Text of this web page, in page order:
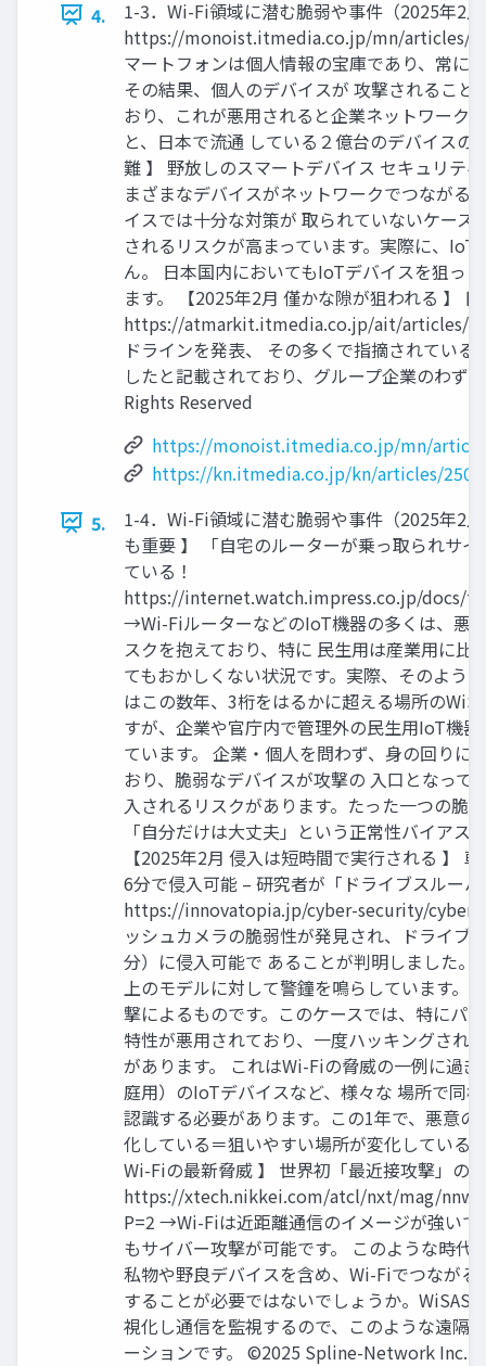
4.
1-3．Wi-Fi領域に潜む脆弱や事件（2025年2
https://monoist.itmedia.co.jp/mn/articles/
マートフォンは個人情報の宝庫であり、常に
その結果、個人のデバイスが 攻撃されるこ
おり、これが悪用されると企業ネットワーク
と、日本で流通 している２億台のデバイス
難 】 野放しのスマートデバイス セキュリ
まざまなデバイスがネットワークでつながる
イスでは十分な対策が 取られていないケー
されるリスクが高まっています。実際に、
ん。 日本国内においてもIoTデバイスを狙っ
ます。 【2025年2月 僅かな隙が狙われる 】
https://atmarkit.itmedia.co.jp/ait/articles/
ドラインを発表、 その多くで指摘されてい
したと記載されており、グループ企業のわ
Rights Reserved
https://monoist.itmedia.co.jp/mn/
https://kn.itmedia.co.jp/kn/articles/
5.
1-4．Wi-Fi領域に潜む脆弱や事件（2025年2
も重要 】 「自宅のルーターが乗っ取られサ
ている！
https://internet.watch.impress.co.jp/docs/
→Wi-FiルーターなどのIoT機器の多くは、悪
スクを抱えており、特に 民生用は産業用に比
てもおかしくない状況です。実際、そのよう
はこの数年、3桁をはるかに超える場所の
すが、企業や官庁内で管理外の民生用IoT機
ています。 企業・個人を問わず、身の回りに
おり、脆弱なデバイスが攻撃の 入口となって
入されるリスクがあります。たった一つの脆
「自分だけは大丈夫」という正常性バイアス
【2025年2月 侵入は短時間で実行される 】
6分で侵入可能 – 研究者が「ドライブスルー
https://innovatopia.jp/cyber-security/
ッシュカメラの脆弱性が発見され、ドライブ
分）に侵入可能で あることが判明しました。
上のモデルに対して警鐘を鳴らしています。
撃によるものです。このケースでは、特にパ
特性が悪用されており、一度ハッキングされ
があります。 これはWi-Fiの脅威の一例に過
庭用）のIoTデバイスなど、様々な 場所で同
認識する必要があります。この1年で、悪意
化している＝狙いやすい場所が変化している
Wi-Fiの最新脅威 】 世界初「最近接攻撃」の
https://xtech.nikkei.com/atcl/nxt/mag/nnw/
P=2 →Wi-Fiは近距離通信のイメージが強い
もサイバー攻撃が可能です。 このような時代
私物や野良デバイスを含め、Wi-Fiでつなが
することが必要ではないでしょうか。WiSAS
視化し通信を監視するので、このような遠隔
ーションです。 ©2025 Spline-Network Inc.